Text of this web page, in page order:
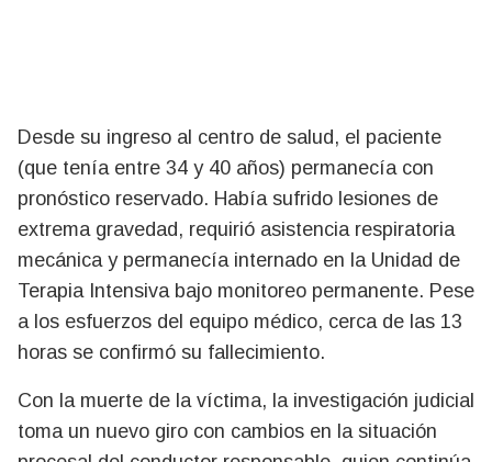
Desde su ingreso al centro de salud, el paciente
(que tenía entre 34 y 40 años) permanecía con
pronóstico reservado. Había sufrido lesiones de
extrema gravedad, requirió asistencia respiratoria
mecánica y permanecía internado en la Unidad de
Terapia Intensiva bajo monitoreo permanente. Pese
a los esfuerzos del equipo médico, cerca de las 13
horas se confirmó su fallecimiento.
Con la muerte de la víctima, la investigación judicial
toma un nuevo giro con cambios en la situación